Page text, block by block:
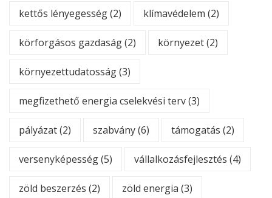
kettős lényegesség(2) klímavédelem (2)
körforgásos gazdaság(2) környezet(2)
környezettudatosság(3)
megfizethető energia cselekvési terv(3)
pályázat(2) szabvány(6) támogatás (2)
versenyképesség(5) vállalkozásfejlesztés (4)
zöld beszerzés (2) zöld energia (3)